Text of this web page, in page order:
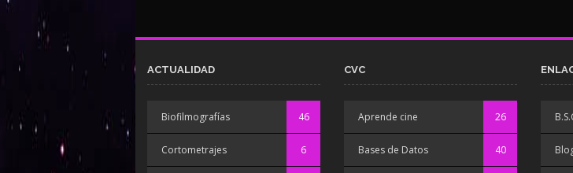
ACTUALIDAD
Biofilmografías 46
Cortometrajes 6
CVC
Aprende cine 26
Bases de Datos 40